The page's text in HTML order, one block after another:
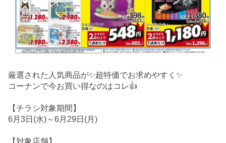
厳選された人気商品が✨超特価でお求めやすく✨
コーナンで今お買い得なのはコレ👍
【チラシ対象期間】
6月3日(水)～6月29日(月)
【対象店舗】